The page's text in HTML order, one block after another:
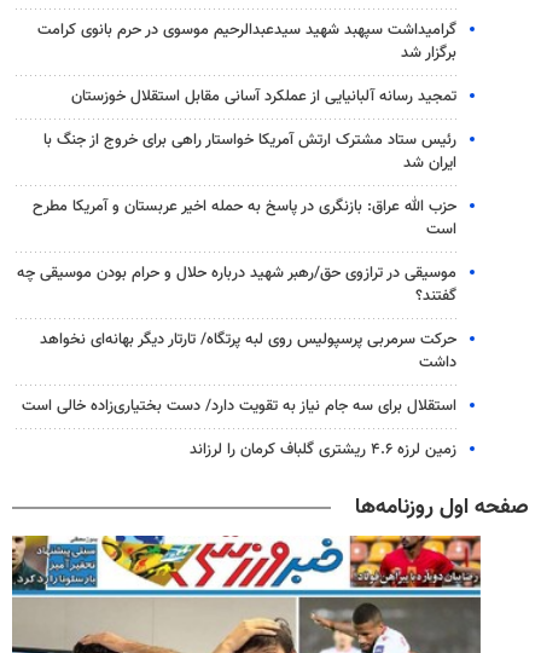
گرامیداشت سپهبد شهید سیدعبدالرحیم موسوی در حرم بانوی کرامت
برگزار شد
تمجید رسانه آلبانیایی از عملکرد آسانی مقابل استقلال خوزستان
رئیس ستاد مشترک ارتش آمریکا خواستار راهی برای خروج از جنگ با
ایران شد
حزب الله عراق: بازنگری در پاسخ به حمله اخیر عربستان و آمریکا مطرح
است
موسیقی در ترازوی حق/رهبر شهید درباره حلال و حرام بودن موسیقی چه
گفتند؟
حرکت سرمربی پرسپولیس روی لبه پرتگاه/ تارتار دیگر بهانه‌ای نخواهد
داشت
استقلال برای سه جام نیاز به تقویت دارد/ دست بختیاری‌زاده خالی است
زمین لرزه ۴.۶ ریشتری گلباف کرمان را لرزاند
صفحه اول روزنامه‌ها